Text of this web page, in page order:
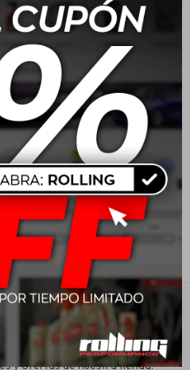
Cobril Agua Radiador 5L
- Roja
$241
newsletter
y ofertas de nuestra tienda.